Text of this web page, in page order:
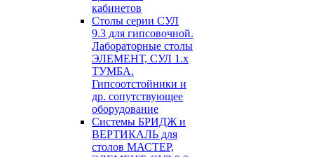
кабинетов
Столы серии СУЛ
9.3 для гипсовочной.
Лабораторные столы
ЭЛЕМЕНТ, СУЛ 1.х
ТУМБА.
Гипсоотстойники и
др. сопутствующее
оборудование
Системы БРИДЖ и
ВЕРТИКАЛЬ для
столов МАСТЕР,